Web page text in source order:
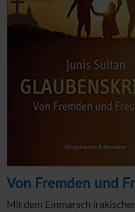
Von Fremden und
Mit dem Einmarsch